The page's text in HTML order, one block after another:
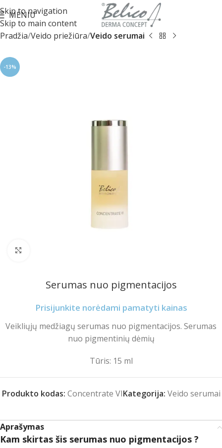
Skip to navigation
Skip to main content
MENIU
Pradžia Veido priežiūra Veido serumai
-13%
Serumas nuo pigmentacijos
Prisijunkite norėdami pamatyti kainas
Veikliųjų medžiagų serumas nuo pigmentacijos. Serumas
nuo pigmentinių dėmių
Tūris: 15 ml
Produkto kodas: Concentrate VIKategorija: Veido serumai
Aprašymas
Kam skirtas šis serumas nuo pigmentacijos ?